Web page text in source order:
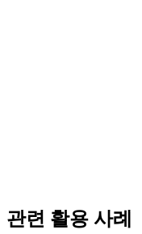
관련 활용 사례